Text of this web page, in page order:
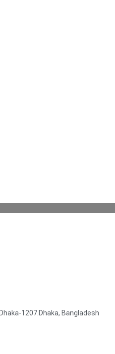
1207.Dhaka, Bangladesh